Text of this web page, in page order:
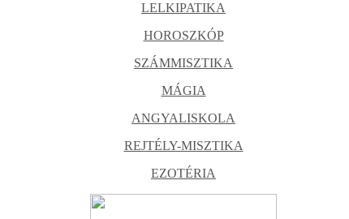
LELKIPATIKA
HOROSZKÓP
SZÁMMISZTIKA
MÁGIA
ANGYALISKOLA
REJTÉLY-MISZTIKA
EZOTÉRIA